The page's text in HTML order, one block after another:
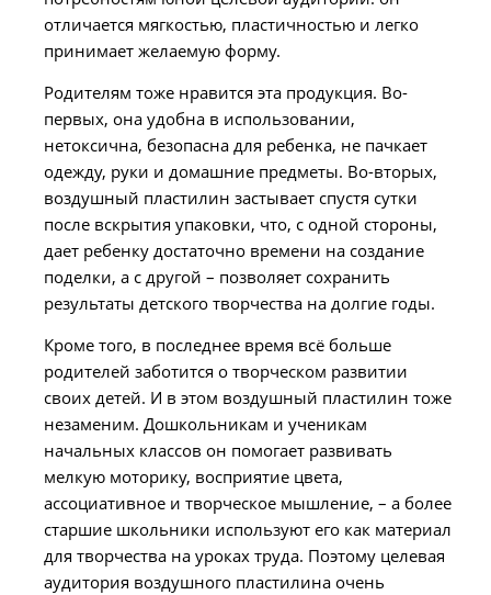
отличается мягкостью, пластичностью и легко
принимает желаемую форму.
Родителям тоже нравится эта продукция. Во-
первых, она удобна в использовании,
нетоксична, безопасна для ребенка, не пачкает
одежду, руки и домашние предметы. Во-вторых,
воздушный пластилин застывает спустя сутки
после вскрытия упаковки, что, с одной стороны,
дает ребенку достаточно времени на создание
поделки, а с другой – позволяет сохранить
результаты детского творчества на долгие годы.
Кроме того, в последнее время всё больше
родителей заботится о творческом развитии
своих детей. И в этом воздушный пластилин тоже
незаменим. Дошкольникам и ученикам
начальных классов он помогает развивать
мелкую моторику, восприятие цвета,
ассоциативное и творческое мышление, – а более
старшие школьники используют его как материал
для творчества на уроках труда. Поэтому целевая
аудитория воздушного пластилина очень